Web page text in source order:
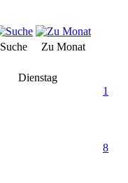
Suche
Zu Monat
Dienstag
1
8